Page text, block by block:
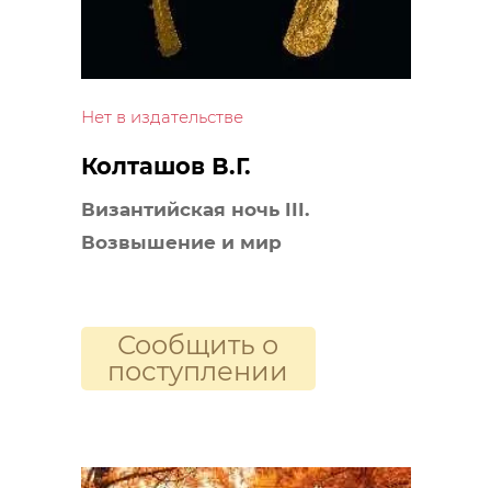
Нет в издательстве
Колташов В.Г.
Византийская ночь III.
Возвышение и мир
Сообщить о
поступлении